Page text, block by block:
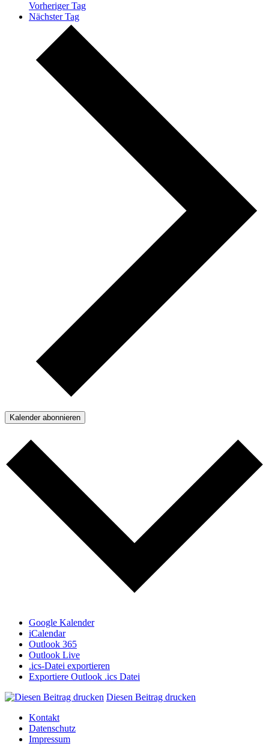
Vorheriger Tag
Nächster Tag
Kalender abonnieren
Google Kalender
iCalendar
Outlook 365
Outlook Live
.ics-Datei exportieren
Exportiere Outlook .ics Datei
Diesen Beitrag drucken
Kontakt
Datenschutz
Impressum